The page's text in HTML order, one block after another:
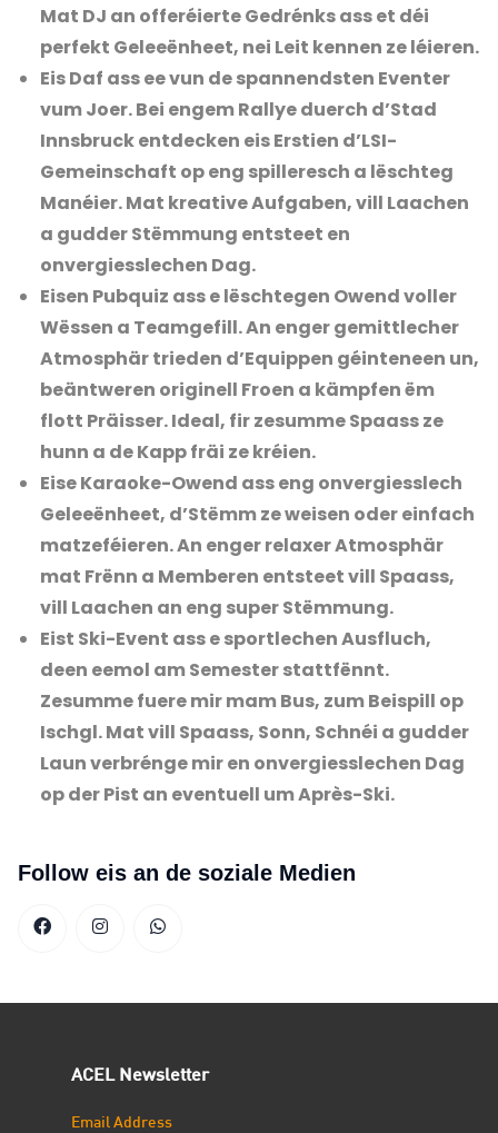
Mat DJ an offeréierte Gedrénks ass et déi
perfekt Geleeënheet, nei Leit kennen ze léieren.
Eis Daf ass ee vun de spannendsten Eventer
vum Joer. Bei engem Rallye duerch d’Stad
Innsbruck entdecken eis Erstien d’LSI-
Gemeinschaft op eng spilleresch a lëschteg
Manéier. Mat kreative Aufgaben, vill Laachen
a gudder Stëmmung entsteet en
onvergiesslechen Dag.
Eisen Pubquiz ass e lëschtegen Owend voller
Wëssen a Teamgefill. An enger gemittlecher
Atmosphär trieden d’Equippen géinteneen un,
beäntweren originell Froen a kämpfen ëm
flott Präisser. Ideal, fir zesumme Spaass ze
hunn a de Kapp fräi ze kréien.
Eise Karaoke-Owend ass eng onvergiesslech
Geleeënheet, d’Stëmm ze weisen oder einfach
matzeféieren. An enger relaxer Atmosphär
mat Frënn a Memberen entsteet vill Spaass,
vill Laachen an eng super Stëmmung.
Eist Ski-Event ass e sportlechen Ausfluch,
deen eemol am Semester stattfënnt.
Zesumme fuere mir mam Bus, zum Beispill op
Ischgl. Mat vill Spaass, Sonn, Schnéi a gudder
Laun verbrénge mir en onvergiesslechen Dag
op der Pist an eventuell um Après-Ski.
Follow eis an de soziale Medien
ACEL Newsletter
Email Address